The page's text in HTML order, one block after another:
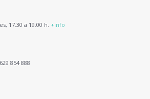
17.30 a 19.00 h. +info
854 888